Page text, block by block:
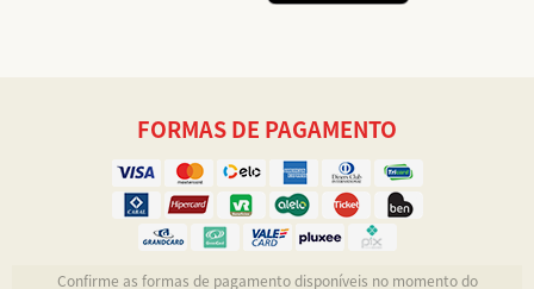
FORMAS DE PAGAMENTO
Confirme as formas de pagamento disponíveis no momento do